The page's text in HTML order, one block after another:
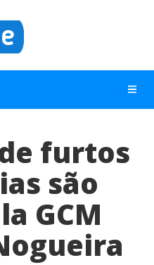
furtos
são
GCM